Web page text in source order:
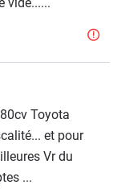
Toyota
et pour
Vr du
...